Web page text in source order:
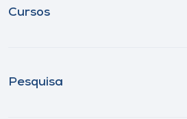
Cursos
Pesquisa